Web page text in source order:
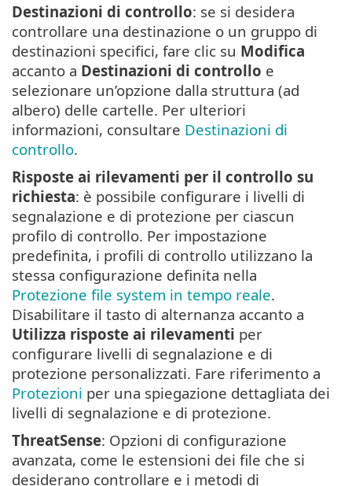
Destinazioni di controllo: se si desidera
controllare una destinazione o un gruppo di
destinazioni specifici, fare clic su Modifica
accanto a Destinazioni di controllo e
selezionare un’opzione dalla struttura (ad
albero) delle cartelle. Per ulteriori
informazioni, consultare Destinazioni di
controllo.
Risposte ai rilevamenti per il controllo su
richiesta: è possibile configurare i livelli di
segnalazione e di protezione per ciascun
profilo di controllo. Per impostazione
predefinita, i profili di controllo utilizzano la
stessa configurazione definita nella
Protezione file system in tempo reale.
Disabilitare il tasto di alternanza accanto a
Utilizza risposte ai rilevamenti per
configurare livelli di segnalazione e di
protezione personalizzati. Fare riferimento a
Protezioni per una spiegazione dettagliata dei
livelli di segnalazione e di protezione.
ThreatSense: Opzioni di configurazione
avanzata, come le estensioni dei file che si
desiderano controllare e i metodi di